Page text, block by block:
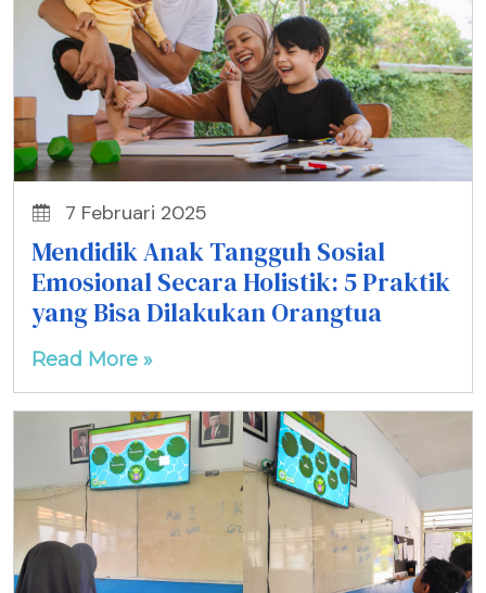
7 Februari 2025
Mendidik Anak Tangguh Sosial
Emosional Secara Holistik: 5 Praktik
yang Bisa Dilakukan Orangtua
Read More »